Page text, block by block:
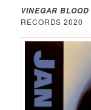
VINEGAR BLOOD
RECORDS 2020